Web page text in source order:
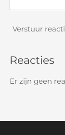
Verstuur
Reacties
Er zijn geen